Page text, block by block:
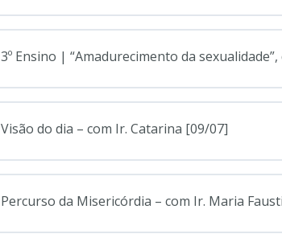
3º Ensino | “Amadurecimento da
Visão do dia – com Ir. Catarina [09/07]
Percurso da Misericórdia – com Ir. Maria